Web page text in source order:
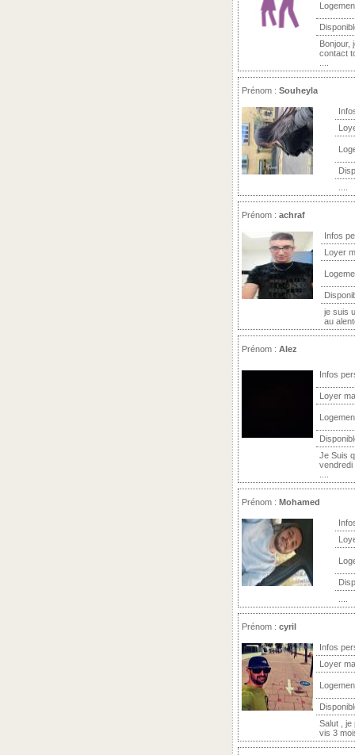
Bonjour,
contact
Prénom : Souheyla
Prénom : achraf
Infos
Loyer
je suis
au
Prénom : Alez
Infos
Loyer
Je Suis
vendredi
Prénom : Mohamed
Prénom : cyril
Infos
Loyer
Salut , je
vis 3